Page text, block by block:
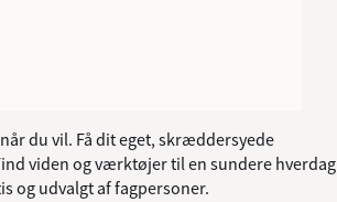
du vil. Få dit eget, skræddersyede
viden og værktøjer til en sundere
og udvalgt af fagpersoner.